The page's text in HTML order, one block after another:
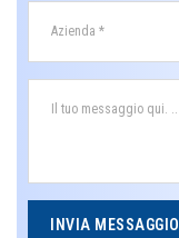
INVIA MESSAGGIO